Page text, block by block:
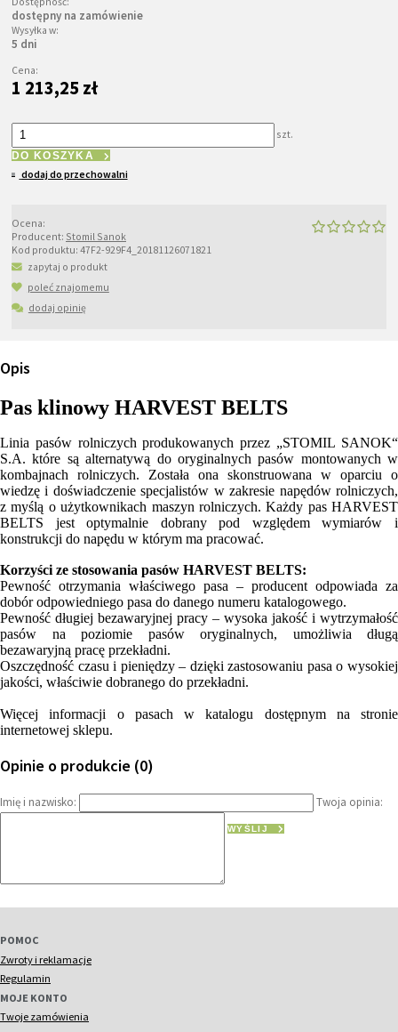
dostępny na zamówienie
Wysyłka w:
5 dni
Cena:
1 213,25 zł
szt.
DO KOSZYKA
dodaj do przechowalni
Ocena:
Producent: Stomil Sanok
Kod produktu: 47F2-929F4_20181126071821
zapytaj o produkt
poleć znajomemu
dodaj opinię
Opis
Pas klinowy HARVEST BELTS
Linia pasów rolniczych produkowanych przez „STOMIL SANOK“
S.A. które są alternatywą do oryginalnych pasów montowanych w
kombajnach rolniczych. Została ona skonstruowana w oparciu o
wiedzę i doświadczenie specjalistów w zakresie napędów rolniczych,
z myślą o użytkownikach maszyn rolniczych. Każdy pas HARVEST
BELTS jest optymalnie dobrany pod względem wymiarów i
konstrukcji do napędu w którym ma pracować.
Korzyści ze stosowania pasów HARVEST BELTS:
Pewność otrzymania właściwego pasa – producent odpowiada za
dobór odpowiedniego pasa do danego numeru katalogowego.
Pewność długiej bezawaryjnej pracy – wysoka jakość i wytrzymałość
pasów na poziomie pasów oryginalnych, umożliwia długą
bezawaryjną pracę przekładni.
Oszczędność czasu i pieniędzy – dzięki zastosowaniu pasa o wysokiej
jakości, właściwie dobranego do przekładni.
Więcej informacji o pasach w katalogu dostępnym na stronie
internetowej sklepu.
Opinie o produkcie (0)
Imię i nazwisko: Twoja opinia:
WYŚLIJ
POMOC
Zwroty i reklamacje
Regulamin
MOJE KONTO
Twoje zamówienia